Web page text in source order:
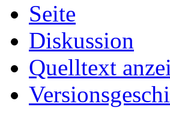
Seite
Diskussion
Quelltext